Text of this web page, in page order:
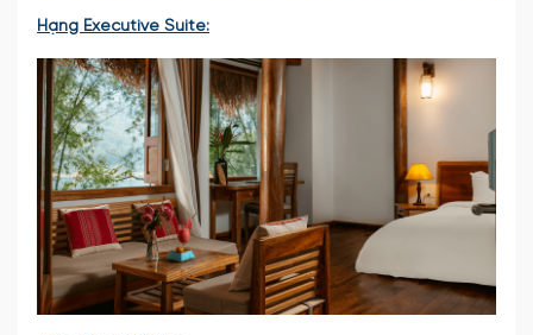
Hạng Executive Suite: